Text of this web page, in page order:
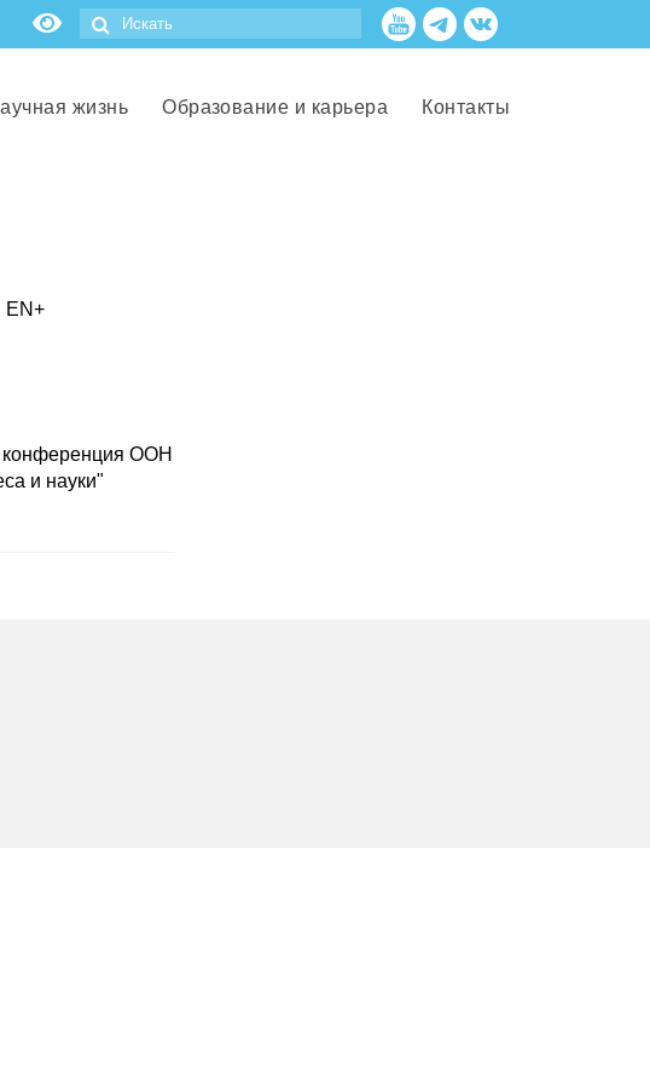
жизнь Образование и карьера Контакты
EN+
конференция ООН
и науки"